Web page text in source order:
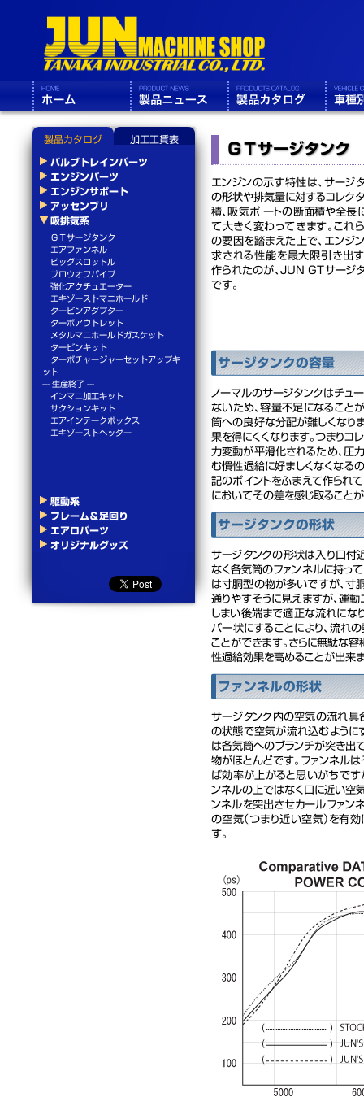
ＧＴサージタンク
エンジンの示す特性は、サージ
の形状や排気量に対するコレク
積、吸気ポ ートの断面積や全長
て大きく変わってきます。これ
の要因を踏まえた上で、エンジ
求される性能を最大限引き出
作られたのが、JUN GTサージ
です。
サージタンクの容量
ノーマルのサージタンクはチュ
ないため、容量不足になること
筒への良好な分配が難しくなり
果を得にくくなります。つまり
力変動が平滑化されるため、圧
む慣性過給に好ましくなくなる
記のポイントをふまえて作られ
においてその差を感じ取ることが
サージタンクの形状
サージタンクの形状は入り口付
なく各気筒のファンネルに持っ
は寸胴型の物が多いですが、
通りやすそうに見えますが、運
しまい後端まで適正な流れにな
パー状にすることにより、流れ
ことができます。さらに無駄な
性過給効果を高めることが出来ま
ファンネルの形状
サージタンク内の空気の流れ具
の状態で空気が流れ込むように
は各気筒へのブランチが突き出
物がほとんどです。ファンネル
ば効率が上がると思いがちで
ンネルの上ではなく口に近い空
ンネルを突出させカールファン
の空気（つまり近い空気）を有
す。
製品カタログ 加工工賃表
バルブトレインパーツ
エンジンパーツ
エンジンサポート
アッセンブリ
吸排気系
ＧＴサージタンク
エアファンネル
ビッグスロットル
ブロウオフパイプ
強化アクチュエーター
エキゾーストマニホールド
タービンアダプター
ターボアウトレット
メタルマニホールドガスケット
タービンキット
ターボチャージャーセットアップキ
ット
--- 生産終了 ---
インマニ加工キット
サクションキット
エアインテークボックス
エキゾーストヘッダー
駆動系
フレーム＆足回り
エアロパーツ
オリジナルグッズ